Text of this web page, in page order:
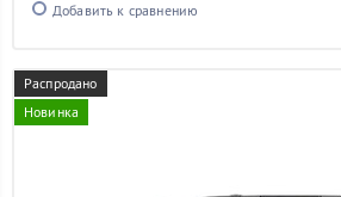
Добавить к сравнению
Распродано
Новинка